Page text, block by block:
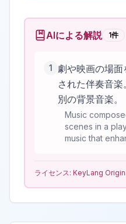
AIによる解説 1件
1
劇や映画の場
された伴奏音
別の背景音楽。
Music
scenes in a
music that
ライセンス: KeyLang